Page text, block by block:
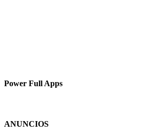
Power Full Apps
ANUNCIOS